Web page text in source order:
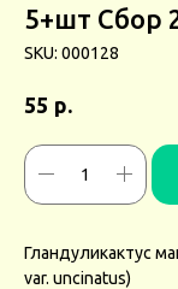
5+шт Сбор
SKU: 000128
55 р.
Гландуликактус
var. uncinatus)